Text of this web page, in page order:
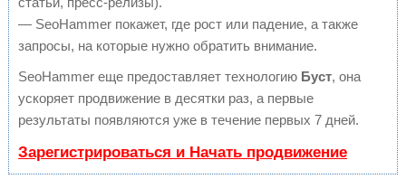
— SeoHammer покажет, где рост или падение, а также
запросы, на которые нужно обратить внимание.
SeoHammer еще предоставляет технологию Буст, она
ускоряет продвижение в десятки раз, а первые
результаты появляются уже в течение первых 7 дней.
Зарегистрироваться и Начать продвижение